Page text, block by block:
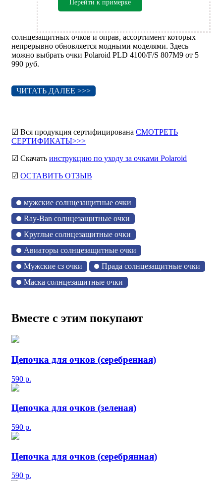
Перейти к примерке
солнцезащитных очков и оправ, ассортимент которых
непрерывно обновляется модными моделями. Здесь
можно выбрать очки Polaroid PLD 4100/F/S 807M9 от 5
990 руб.
ЧИТАТЬ ДАЛЕЕ >>>
☑ Вся продукция сертифицирована СМОТРЕТЬ
СЕРТИФИКАТЫ>>>
☑ Скачать инструкцию по уходу за очками Polaroid
☑ ОСТАВИТЬ ОТЗЫВ
мужские солнцезащитные очки
Ray-Ban солнцезащитные очки
Круглые солнцезащитные очки
Авиаторы солнцезащитные очки
Мужские сз очки
Прада солнцезащитные очки
Маска солнцезащитные очки
Вместе с этим покупают
Цепочка для очков (серебренная)
590 р.
Цепочка для очков (зеленая)
590 р.
Цепочка для очков (серебрянная)
590 р.